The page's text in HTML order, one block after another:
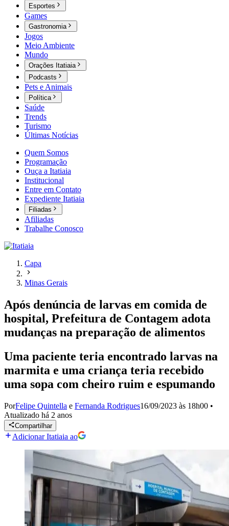
Esportes
Games
Gastronomia
Jogos
Meio Ambiente
Mundo
Orações Itatiaia
Podcasts
Pets e Animais
Política
Saúde
Trends
Turismo
Últimas Notícias
Quem Somos
Programação
Ouça a Itatiaia
Institucional
Entre em Contato
Expediente Itatiaia
Filiadas
Afiliadas
Trabalhe Conosco
Capa
Minas Gerais
Após denúncia de larvas em comida de
hospital, Prefeitura de Contagem adota
mudanças na preparação de alimentos
Uma paciente teria encontrado larvas na
marmita e uma criança teria recebido
uma sopa com cheiro ruim e espumando
PorFelipe Quintella e Fernanda Rodrigues16/09/2023 às 18h00 •
Atualizado há 2 anos
Compartilhar
Adicionar Itatiaia ao